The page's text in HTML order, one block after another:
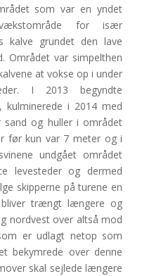
som var en yndet
for især
kalve grundet den lave
Området var simpelthen
at vokse op i under
I 2013 begyndte
kulminerede i 2014 med
og huller i området
før kun var 7 meter og i
undgået området
levesteder og dermed
skipperne på turene en
trængt længere og
nordvest over altså mod
er udlagt netop som
bekymrede over denne
skal sejlede længere